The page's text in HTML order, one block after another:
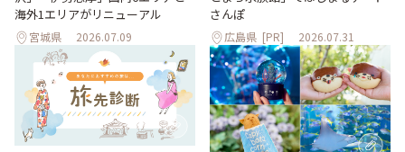
海外1エリアがリニューアル
宮城県 2026.07.09
さんぽ
広島県 [PR] 2026.07.31